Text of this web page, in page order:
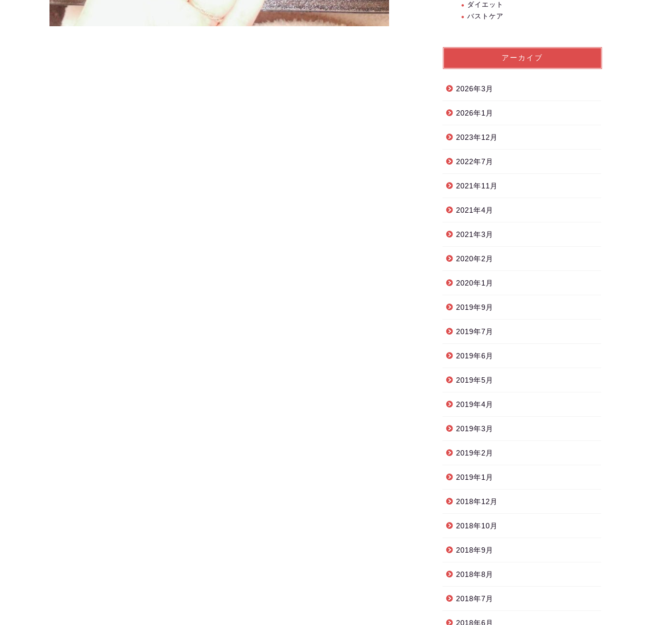
ダイエット
バストケア
アーカイブ
2026年3月
2026年1月
2023年12月
2022年7月
2021年11月
2021年4月
2021年3月
2020年2月
2020年1月
2019年9月
2019年7月
2019年6月
2019年5月
2019年4月
2019年3月
2019年2月
2019年1月
2018年12月
2018年10月
2018年9月
2018年8月
2018年7月
2018年6月